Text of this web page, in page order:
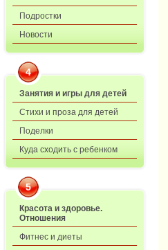
Подростки
Новости
4
Занятия и игры для детей
Стихи и проза для детей
Поделки
Куда сходить с ребенком
5
Красота и здоровье.
Отношения
Фитнес и диеты